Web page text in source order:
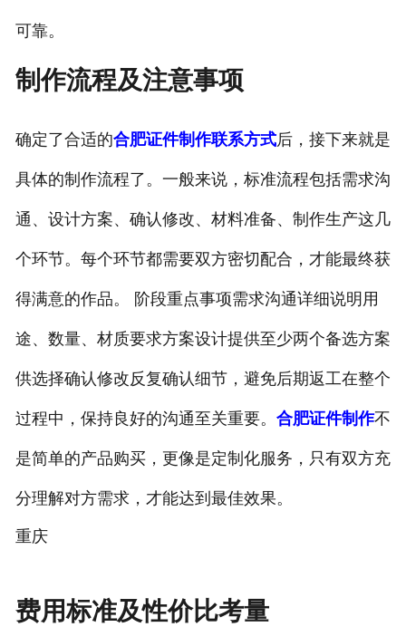
可靠。
制作流程及注意事项
确定了合适的合肥证件制作联系方式后，接下来就是
具体的制作流程了。一般来说，标准流程包括需求沟
通、设计方案、确认修改、材料准备、制作生产这几
个环节。每个环节都需要双方密切配合，才能最终获
得满意的作品。 阶段重点事项需求沟通详细说明用
途、数量、材质要求方案设计提供至少两个备选方案
供选择确认修改反复确认细节，避免后期返工在整个
过程中，保持良好的沟通至关重要。 合肥证件制作不
是简单的产品购买，更像是定制化服务，只有双方充
分理解对方需求，才能达到最佳效果。
重庆
费用标准及性价比考量